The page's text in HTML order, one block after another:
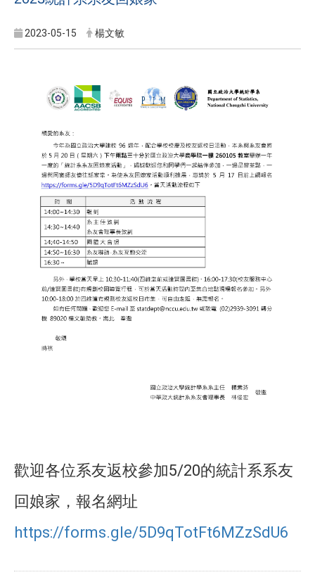
2023-05-15 楊文敏
歡迎各位系友返校參加5/20的統計系系友
回娘家，報名網址
https://forms.gle/5D9qTotFt6MZzSdU6